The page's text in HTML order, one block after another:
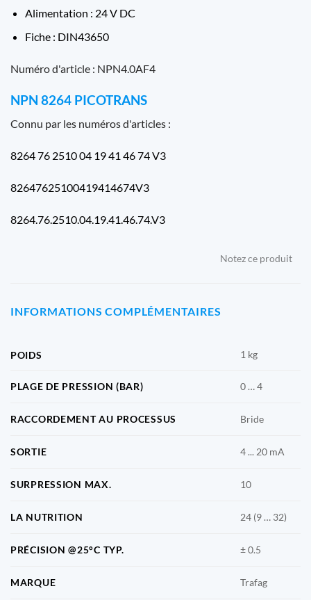
Alimentation : 24 V DC
Fiche : DIN43650
Numéro d'article : NPN4.0AF4
NPN 8264 PICOTRANS
Connu par les numéros d'articles :
8264 76 2510 04 19 41 46 74 V3
82647625100419414674V3
8264.76.2510.04.19.41.46.74.V3
Notez ce produit
INFORMATIONS COMPLÉMENTAIRES
POIDS 1 kg
PLAGE DE PRESSION (BAR) 0 … 4
RACCORDEMENT AU PROCESSUS Bride
SORTIE 4 ... 20 mA
SURPRESSION MAX. 10
LA NUTRITION 24 (9 … 32)
PRÉCISION @25°C TYP. ± 0.5
MARQUE Trafag